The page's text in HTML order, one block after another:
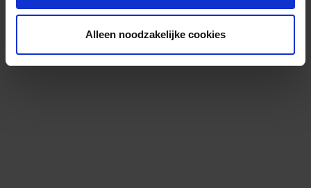
Alleen noodzakelijke cookies